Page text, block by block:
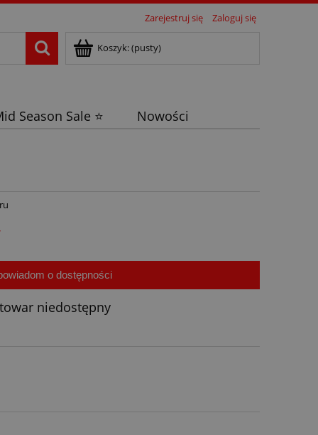
Zarejestruj się Zaloguj się
Koszyk:(pusty)
Season Sale ⭐ Nowości
o dostępności
towar niedostępny